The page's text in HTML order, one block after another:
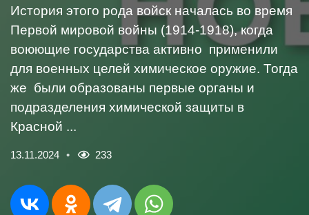
История этого рода войск началась во время
Первой мировой войны (1914-1918), когда
воюющие государства активно применили
для военных целей химическое оружие. Тогда
же были образованы первые органы и
подразделения химической защиты в
Красной ...
13.11.2024 233